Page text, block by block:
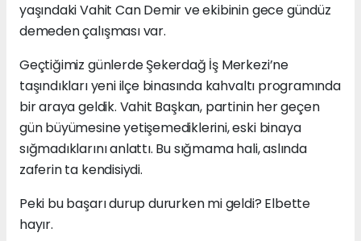
yaşındaki Vahit Can Demir ve ekibinin gece gündüz
demeden çalışması var.
Geçtiğimiz günlerde Şekerdağ İş Merkezi’ne
taşındıkları yeni ilçe binasında kahvaltı programında
bir araya geldik. Vahit Başkan, partinin her geçen
gün büyümesine yetişemediklerini, eski binaya
sığmadıklarını anlattı. Bu sığmama hali, aslında
zaferin ta kendisiydi.
Peki bu başarı durup dururken mi geldi? Elbette
hayır.